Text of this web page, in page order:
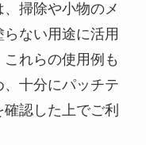
掃除や小物のメ
ない用途に活用
れらの使用例も
十分にパッチテ
認した上でご利